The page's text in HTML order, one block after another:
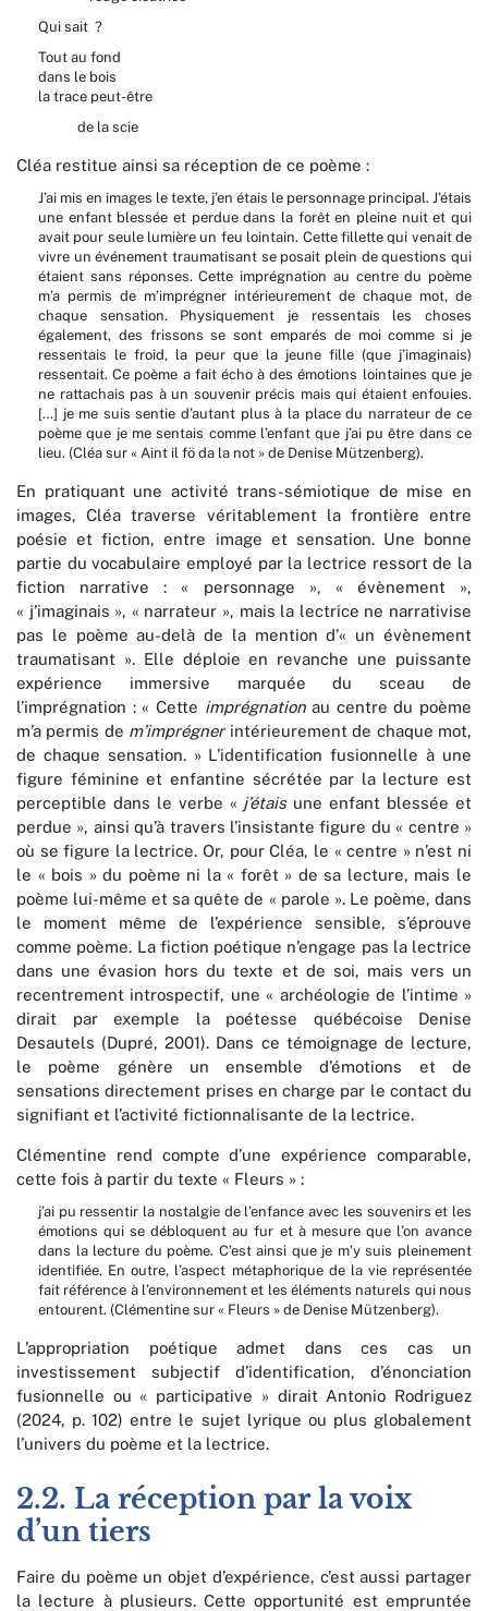
Qui sait ?
Tout au fond
dans le bois
la trace peut-être
de la scie
Cléa restitue ainsi sa réception de ce poème :
J’ai mis en images le texte, j’en étais le personnage principal. J’étais
une enfant blessée et perdue dans la forêt en pleine nuit et qui
avait pour seule lumière un feu lointain. Cette fillette qui venait de
vivre un événement traumatisant se posait plein de questions qui
étaient sans réponses. Cette imprégnation au centre du poème
m’a permis de m’imprégner intérieurement de chaque mot, de
chaque sensation. Physiquement je ressentais les choses
également, des frissons se sont emparés de moi comme si je
ressentais le froid, la peur que la jeune fille (que j’imaginais)
ressentait. Ce poème a fait écho à des émotions lointaines que je
ne rattachais pas à un souvenir précis mais qui étaient enfouies.
[…] je me suis sentie d’autant plus à la place du narrateur de ce
poème que je me sentais comme l’enfant que j’ai pu être dans ce
lieu. (Cléa sur « Aint il fö da la not » de Denise Mützenberg).
En pratiquant une activité trans-sémiotique de mise en
images, Cléa traverse véritablement la frontière entre
poésie et fiction, entre image et sensation. Une bonne
partie du vocabulaire employé par la lectrice ressort de la
fiction narrative : « personnage », « évènement »,
« j’imaginais », « narrateur », mais la lectrice ne narrativise
pas le poème au-delà de la mention d’« un évènement
traumatisant ». Elle déploie en revanche une puissante
expérience immersive marquée du sceau de
l’imprégnation : « Cette imprégnationau centre du poème
m’a permis de m’imprégnerintérieurement de chaque mot,
de chaque sensation. » L’identification fusionnelle à une
figure féminine et enfantine sécrétée par la lecture est
perceptible dans le verbe « j’étaisune enfant blessée et
perdue », ainsi qu’à travers l’insistante figure du « centre »
où se figure la lectrice. Or, pour Cléa, le « centre » n’est ni
le « bois » du poème ni la « forêt » de sa lecture, mais le
poème lui-même et sa quête de « parole ». Le poème, dans
le moment même de l’expérience sensible, s’éprouve
comme poème. La fiction poétique n’engage pas la lectrice
dans une évasion hors du texte et de soi, mais vers un
recentrement introspectif, une « archéologie de l’intime »
dirait par exemple la poétesse québécoise Denise
Desautels (Dupré, 2001). Dans ce témoignage de lecture,
le poème génère un ensemble d’émotions et de
sensations directement prises en charge par le contact du
signifiant et l’activité fictionnalisante de la lectrice.
Clémentine rend compte d’une expérience comparable,
cette fois à partir du texte « Fleurs » :
j’ai pu ressentir la nostalgie de l’enfance avec les souvenirs et les
émotions qui se débloquent au fur et à mesure que l’on avance
dans la lecture du poème. C’est ainsi que je m’y suis pleinement
identifiée. En outre, l’aspect métaphorique de la vie représentée
fait référence à l’environnement et les éléments naturels qui nous
entourent. (Clémentine sur « Fleurs » de Denise Mützenberg).
L’appropriation poétique admet dans ces cas un
investissement subjectif d’identification, d’énonciation
fusionnelle ou « participative » dirait Antonio Rodriguez
(2024, p. 102) entre le sujet lyrique ou plus globalement
l’univers du poème et la lectrice.
2.2. La réception par la voix
d’un tiers
Faire du poème un objet d’expérience, c’est aussi partager
la lecture à plusieurs. Cette opportunité est empruntée